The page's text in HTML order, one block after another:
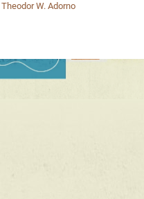
Theodor W. Adorno